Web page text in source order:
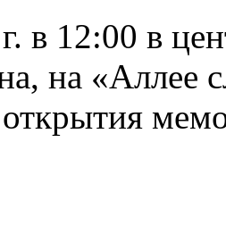
в 12:00 в
на «Аллее